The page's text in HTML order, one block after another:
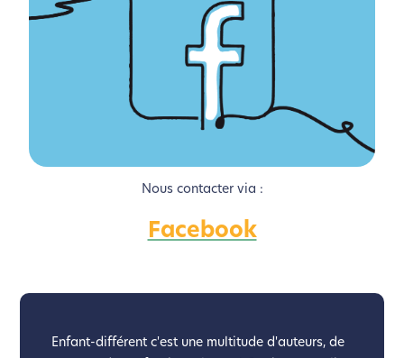
Nous contacter via :
Facebook
Enfant-différent c'est une multitude d'auteurs, de